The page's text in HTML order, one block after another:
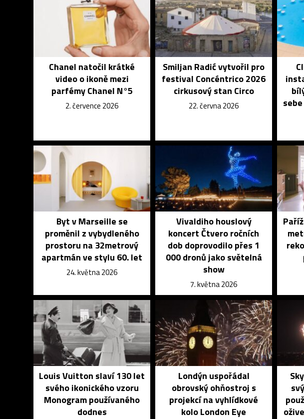
Chanel natočil krátké
video o ikoně mezi
parfémy Chanel N°5
2. července 2026
Smiljan Radić vytvořil pro
festival Concéntrico 2026
cirkusový stan Circo
22. června 2026
Byt v Marseille se
proměnil z vybydleného
prostoru na 32metrový
apartmán ve stylu 60. let
24. května 2026
Vivaldiho houslový
koncert Čtvero ročních
dob doprovodilo přes 1
000 dronů jako světelná
show
7. května 2026
Louis Vuitton slaví 130 let
svého ikonického vzoru
Monogram používaného
dodnes
Londýn uspořádal
obrovský ohňostroj s
projekcí na vyhlídkové
kolo London Eye